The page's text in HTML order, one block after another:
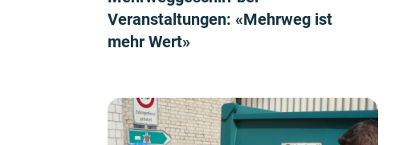
Veranstaltungen: «Mehrweg ist
mehr Wert»